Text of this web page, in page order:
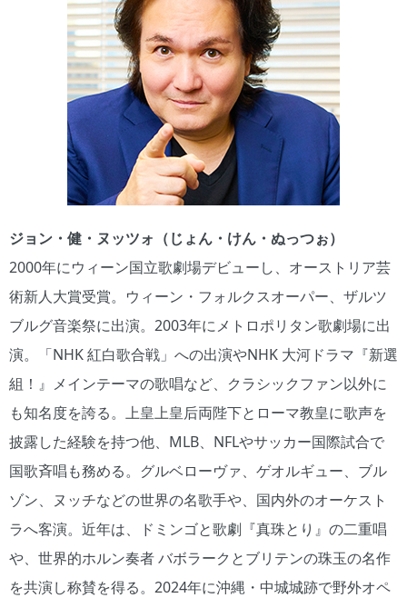
ジョン・健・ヌッツォ（じょん・けん・ぬっつぉ）
2000年にウィーン国立歌劇場デビューし、オーストリア芸
術新人大賞受賞。ウィーン・フォルクスオーパー、ザルツ
ブルグ音楽祭に出演。2003年にメトロポリタン歌劇場に出
演。「NHK 紅白歌合戦」への出演やNHK 大河ドラマ『新選
組！』メインテーマの歌唱など、クラシックファン以外に
も知名度を誇る。上皇上皇后両陛下とローマ教皇に歌声を
披露した経験を持つ他、MLB、NFLやサッカー国際試合で
国歌斉唱も務める。グルベローヴァ、ゲオルギュー、ブル
ゾン、ヌッチなどの世界の名歌手や、国内外のオーケスト
ラへ客演。近年は、ドミンゴと歌劇『真珠とり』の二重唱
や、世界的ホルン奏者 バボラークとブリテンの珠玉の名作
を共演し称賛を得る。2024年に沖縄・中城城跡で野外オペ